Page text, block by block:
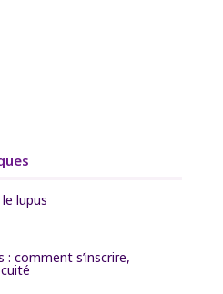
lupus
: comment s’inscrire,